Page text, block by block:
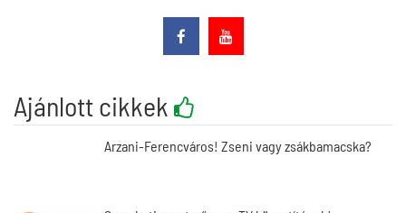
Ajánlott cikkek
Arzani-Ferencváros! Zseni vagy zsákbamacska?